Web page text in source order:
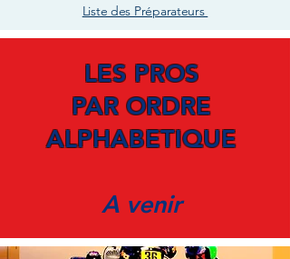
Liste des Préparateurs
LES PROS
PAR ORDRE
ALPHABETIQUE
A venir